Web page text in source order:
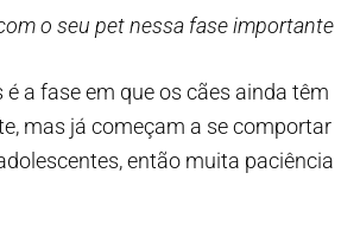
o seu pet nessa fase importante
é a fase em que os cães ainda têm
mas já começam a se comportar
então muita paciência